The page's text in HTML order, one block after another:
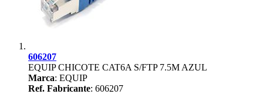
606207
EQUIP CHICOTE CAT6A S/FTP 7.5M AZUL
Marca: EQUIP
Ref. Fabricante: 606207